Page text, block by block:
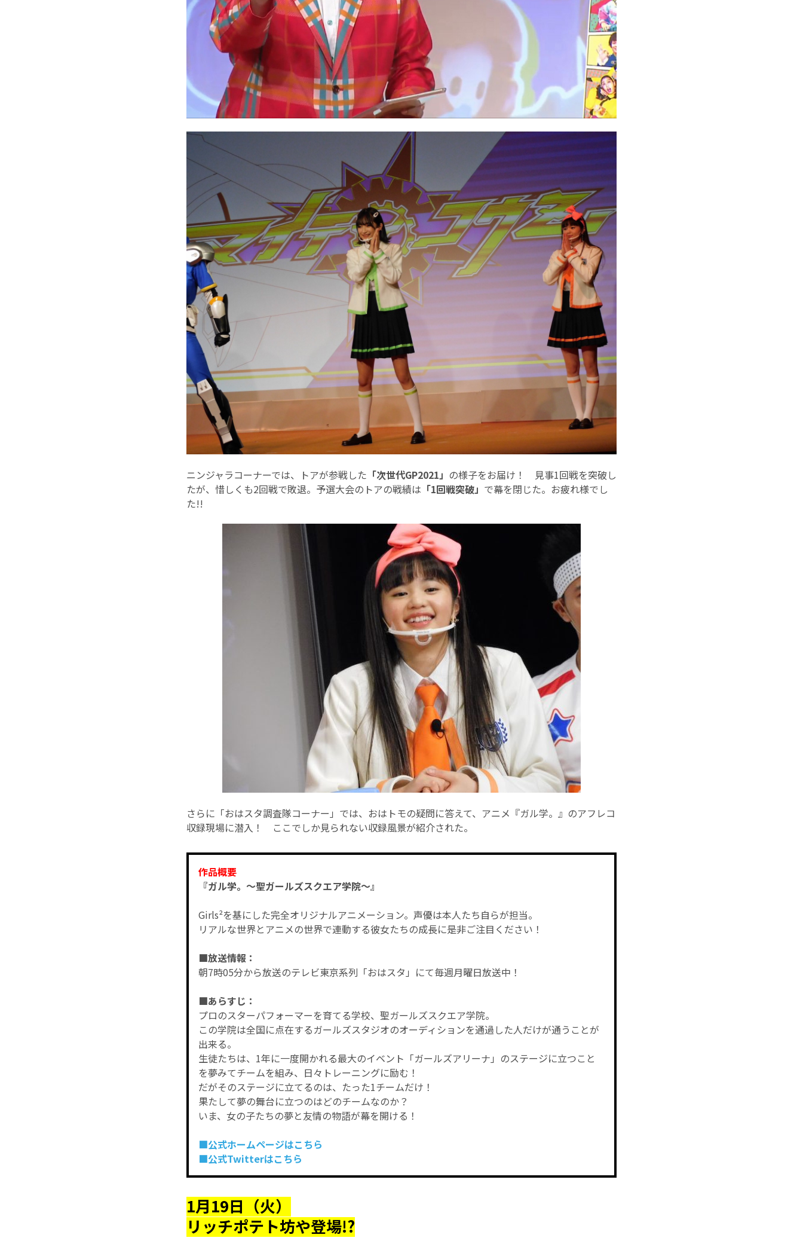
ニンジャラコーナーでは、トアが参戦した 「次世代GP2021」 の様子をお届け！ 見事1回戦を突破し
たが、惜しくも2回戦で敗退。予選大会のトアの戦績は 「1回戦突破」 で幕を閉じた。お疲れ様でし
た!!
さらに「おはスタ調査隊コーナー」では、おはトモの疑問に答えて、アニメ『ガル学。』のアフレコ
収録現場に潜入！ ここでしか見られない収録風景が紹介された。
作品概要
『ガル学。～聖ガールズスクエア学院～』
Girls²を基にした完全オリジナルアニメーション。声優は本人たち自らが担当。
リアルな世界とアニメの世界で連動する彼女たちの成長に是非ご注目ください！
■放送情報：
朝7時05分から放送のテレビ東京系列「おはスタ」にて毎週月曜日放送中！
■あらすじ：
プロのスターパフォーマーを育てる学校、聖ガールズスクエア学院。
この学院は全国に点在するガールズスタジオのオーディションを通過した人だけが通うことが
出来る。
生徒たちは、1年に一度開かれる最大のイベント「ガールズアリーナ」のステージに立つこと
を夢みてチームを組み、日々トレーニングに励む！
だがそのステージに立てるのは、たった1チームだけ！
果たして夢の舞台に立つのはどのチームなのか？
いま、女の子たちの夢と友情の物語が幕を開ける！
■公式ホームページはこちら
■公式Twitterはこちら
1月19日（火）
リッチポテト坊や登場!?